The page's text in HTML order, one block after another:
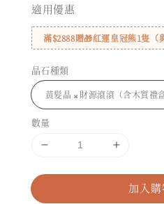
適用優惠
滿$2888贈🎁紅運皇冠熊1隻（
晶石種類
數量
加入